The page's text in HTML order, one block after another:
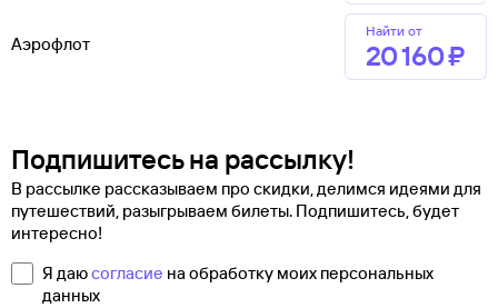
Аэрофлот
Найти от
20 ⁠160 ⁠₽
Подпишитесь на рассылку!
В рассылке рассказываем про скидки, делимся идеями для
путешествий, разыгрываем билеты. Подпишитесь, будет
интересно!
Я даюсогласие на обработку моих персональных
данных